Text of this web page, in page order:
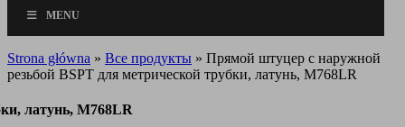
MENU
Strona główna » Все продукты » Прямой штуцер с наружной
резьбой BSPT для метрической трубки, латунь, M768LR
латунь, M768LR